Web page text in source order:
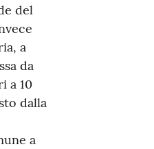
del
a
da
a 10
dalla
a